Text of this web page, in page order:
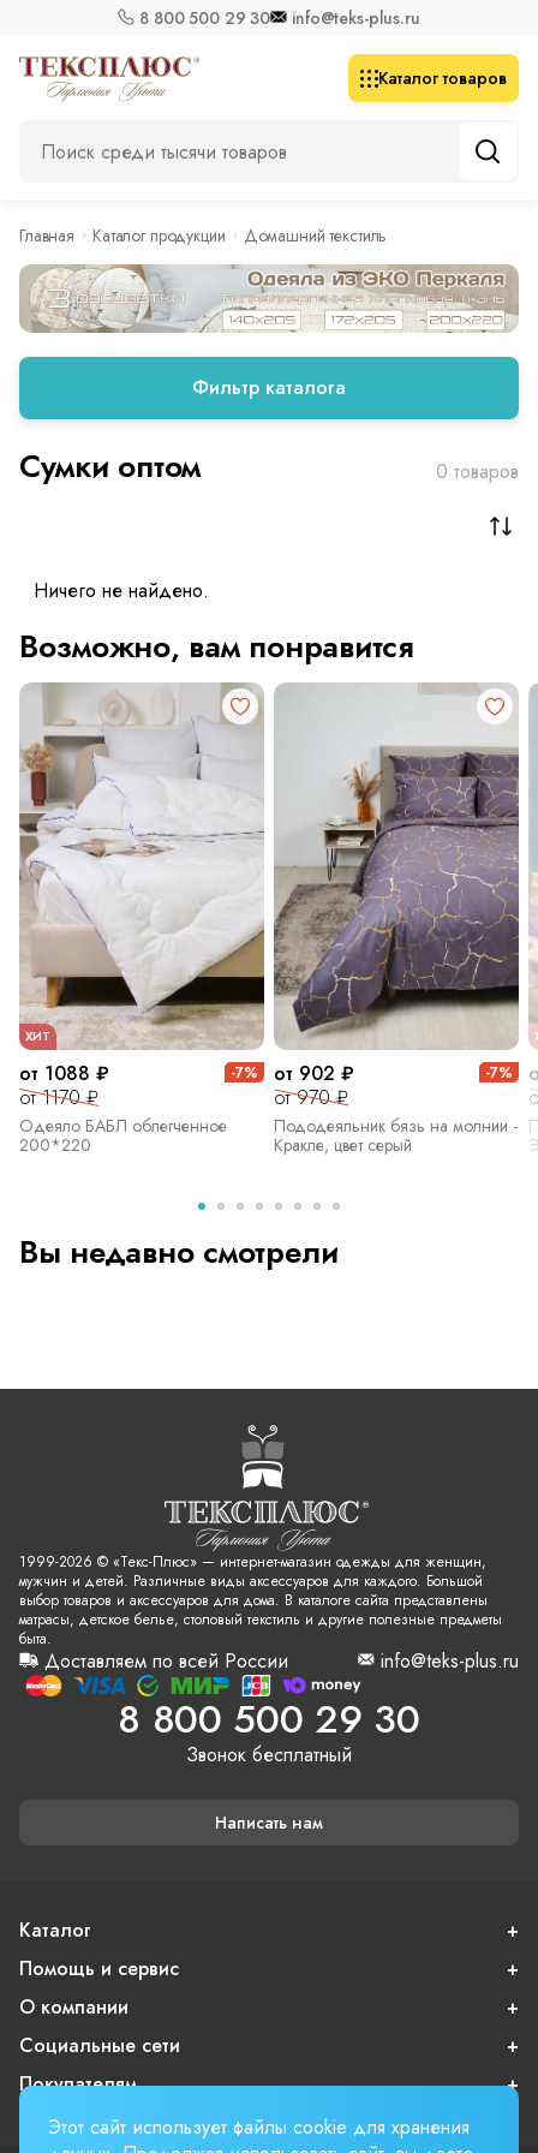
8 800 500 29 30 info@teks-plus.ru
Каталог товаров
Главная Каталог продукции Домашний текстиль
Фильтр каталога
Сумки оптом 0 товаров
Ничего не найдено.
Возможно, вам понравится
ХИТ
от 1088 ₽
от 1170 ₽
-7%
Одеяло БАБЛ облегченное
200*220
от 902 ₽
от 970 ₽
-7%
Пододеяльник бязь на молнии -
Кракле, цвет серый
Вы недавно смотрели
1999-2026 © «Текс-Плюс» — интернет-магазин одежды для женщин,
мужчин и детей. Различные виды аксессуаров для каждого. Большой
выбор товаров и аксессуаров для дома. В каталоге сайта представлены
матрасы, детское белье, столовый текстиль и другие полезные предметы
быта.
Доставляем по всей России info@teks-plus.ru
8 800 500 29 30
Звонок бесплатный
Написать нам
Каталог
Помощь и сервис
О компании
Социальные сети
Покупателям
Этот сайт использует файлы cookie для хранения